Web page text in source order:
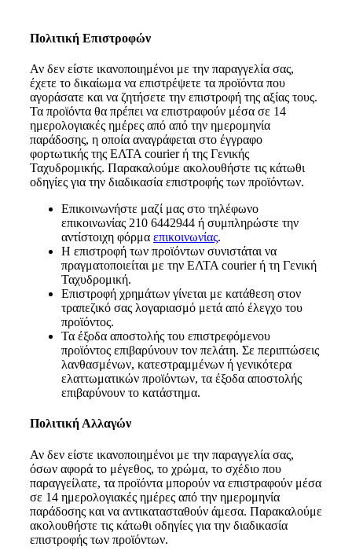
Πολιτική Επιστροφών
Αν δεν είστε ικανοποιημένοι με την παραγγελία σας,
έχετε το δικαίωμα να επιστρέψετε τα προϊόντα που
αγοράσατε και να ζητήσετε την επιστροφή της αξίας τους.
Τα προϊόντα θα πρέπει να επιστραφούν μέσα σε 14
ημερολογιακές ημέρες από από την ημερομηνία
παράδοσης, η οποία αναγράφεται στο έγγραφο
φορτωτικής της ΕΛΤΑ courier ή της Γενικής
Ταχυδρομικής. Παρακαλούμε ακολουθήστε τις κάτωθι
οδηγίες για την διαδικασία επιστροφής των προϊόντων.
Επικοινωνήστε μαζί μας στο τηλέφωνο
επικοινωνίας 210 6442944 ή συμπληρώστε την
αντίστοιχη φόρμα επικοινωνίας.
Η επιστροφή των προϊόντων συνιστάται να
πραγματοποιείται με την ΕΛΤΑ courier ή τη Γενική
Ταχυδρομική.
Επιστροφή χρημάτων γίνεται με κατάθεση στον
τραπεζικό σας λογαριασμό μετά από έλεγχο του
προϊόντος.
Τα έξοδα αποστολής του επιστρεφόμενου
προϊόντος επιβαρύνουν τον πελάτη. Σε περιπτώσεις
λανθασμένων, κατεστραμμένων ή γενικότερα
ελαττωματικών προϊόντων, τα έξοδα αποστολής
επιβαρύνουν το κατάστημα.
Πολιτική Αλλαγών
Αν δεν είστε ικανοποιημένοι με την παραγγελία σας,
όσων αφορά το μέγεθος, το χρώμα, το σχέδιο που
παραγγείλατε, τα προϊόντα μπορούν να επιστραφούν μέσα
σε 14 ημερολογιακές ημέρες από την ημερομηνία
παράδοσης και να αντικατασταθούν άμεσα. Παρακαλούμε
ακολουθήστε τις κάτωθι οδηγίες για την διαδικασία
επιστροφής των προϊόντων.